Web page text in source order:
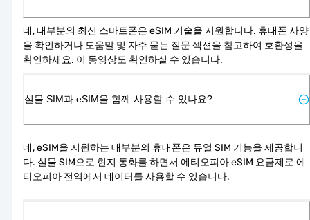
네, 대부분의 최신 스마트폰은 eSIM 기술을 지원합니다. 휴대폰 사양
을 확인하거나 도움말 및 자주 묻는 질문 섹션을 참고하여 호환성을
확인하세요. 이 동영상도 확인하실 수 있습니다.
실물 SIM과 eSIM을 함께 사용할 수 있나요?
네, eSIM을 지원하는 대부분의 휴대폰은 듀얼 SIM 기능을 제공합니
다. 실물 SIM으로 현지 통화를 하면서 에티오피아 eSIM 요금제로 에
티오피아 전역에서 데이터를 사용할 수 있습니다.